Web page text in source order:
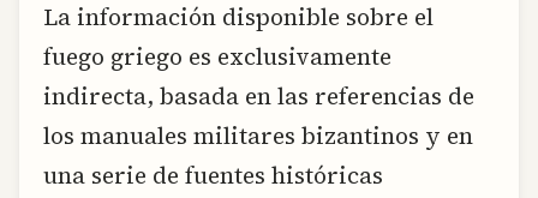
La información disponible sobre el
fuego griego es exclusivamente
indirecta, basada en las referencias de
los manuales militares bizantinos y en
una serie de fuentes históricas